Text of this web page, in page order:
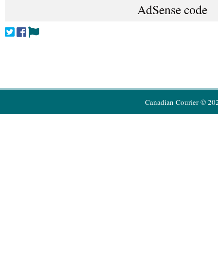
AdSense code
Canadian Courier ©